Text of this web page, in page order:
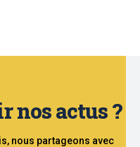
nos actus ?
nous partageons avec